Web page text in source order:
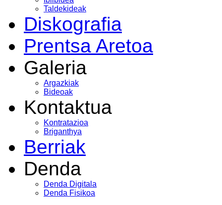
Taldekideak
Diskografia
Prentsa Aretoa
Galeria
Argazkiak
Bideoak
Kontaktua
Kontratazioa
Briganthya
Berriak
Denda
Denda Digitala
Denda Fisikoa